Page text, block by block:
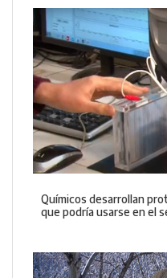
Químicos desarrollan
que podría usarse en el